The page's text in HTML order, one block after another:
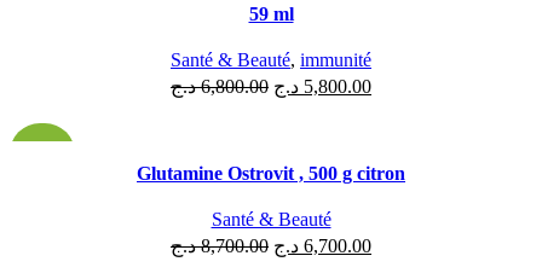
59 ml
Santé & Beauté, immunité
6,800.00 د.ج 5,800.00 د.ج
Glutamine Ostrovit , 500 g citron
Santé & Beauté
8,700.00 د.ج 6,700.00 د.ج